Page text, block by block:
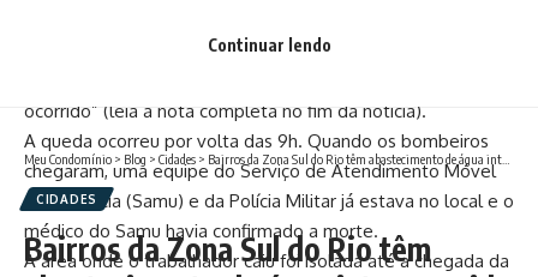
apoio à família do colaborador e acompanhando de perto
ocorrido” (leia a nota completa no fim da notícia).
A queda ocorreu por volta das 9h. Quando os bombeiros
chegaram, uma equipe do Serviço de Atendimento Móvel
de Urgência (Samu) e da Polícia Militar já estava no local e o
médico do Samu havia confirmado a morte.
A área onde o trabalhador caiu foi isolada até a chegada da
Continuar lendo
Meu Condomínio > Blog > Cidades > Bairros da Zona Sul do Rio têm abastecimento de água interrompido
CIDADES
Bairros da Zona Sul do Rio têm